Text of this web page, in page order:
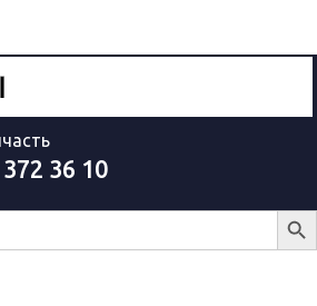
36 10
Search